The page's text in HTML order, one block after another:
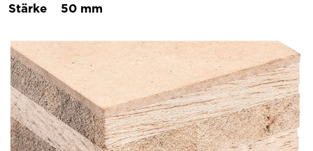
Stärke
50 mm